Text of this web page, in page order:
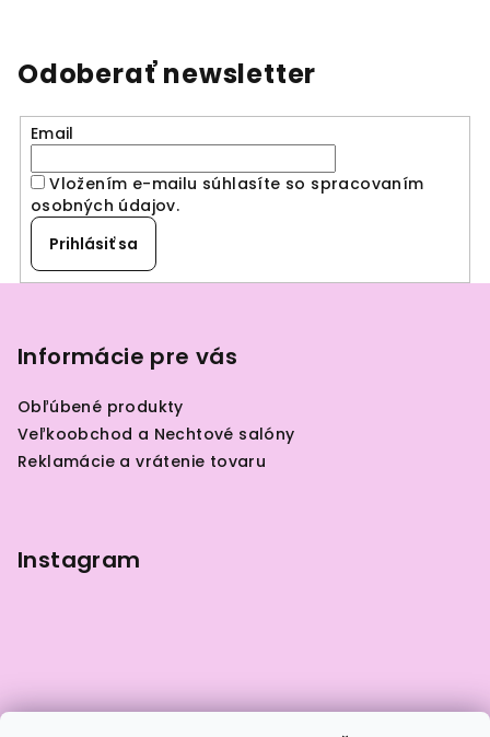
Odoberať newsletter
Email
Vložením e-mailu súhlasíte so spracovaním
osobných údajov.
Prihlásiť sa
Informácie pre vás
Obľúbené produkty
Veľkoobchod a Nechtové salóny
Reklamácie a vrátenie tovaru
Instagram